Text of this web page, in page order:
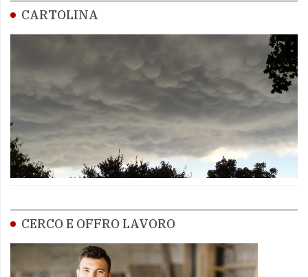
CARTOLINA
CERCO E OFFRO LAVORO